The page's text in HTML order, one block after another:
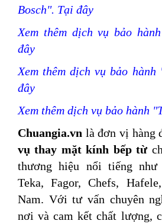
Bosch". Tại đây
Xem thêm dịch vụ bảo
đây
Xem thêm dịch vụ bảo
đây
Xem thêm dịch vụ bảo hành
Chuangia.vn là đơn vị hàng
vụ thay mặt kính bếp từ
thương hiệu nổi tiếng như
Teka, Fagor, Chefs,
Nam. Với tư vấn chuyên
nơi và cam kết chất lượng,